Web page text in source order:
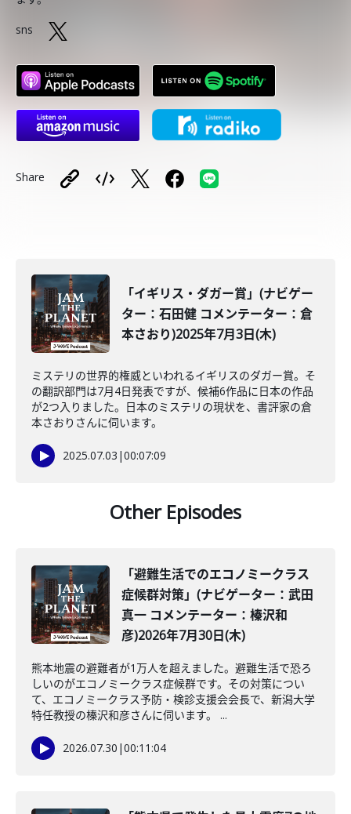
sns
Share
「イギリス・ダガー賞」(ナビゲー
ター：石田健 コメンテーター：倉
本さおり)2025年7月3日(木)
ミステリの世界的権威といわれるイギリスのダガー賞。そ
の翻訳部門は7月4日発表ですが、候補6作品に日本の作品
が2つ入りました。日本のミステリの現状を、書評家の倉
本さおりさんに伺います。
2025.07.03 |00:07:09
Other Episodes
「避難生活でのエコノミークラス
症候群対策」(ナビゲーター：武田
真一 コメンテーター：榛沢和
彦)2026年7月30日(木)
熊本地震の避難者が1万人を超えました。避難生活で恐ろ
しいのがエコノミークラス症候群です。その対策につい
て、エコノミークラス予防・検診支援会会長で、新潟大学
特任教授の榛沢和彦さんに伺います。 ...
2026.07.30 |00:11:04